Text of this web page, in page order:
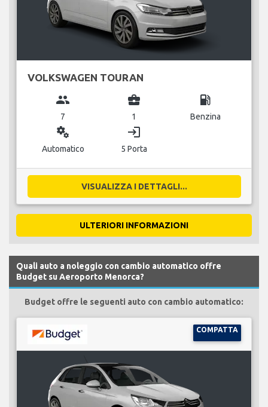
VOLKSWAGEN TOURAN
group
7
business_center
1
local_gas_station
Benzina
miscellaneous_services
Automatico
login
5 Porta
VISUALIZZA I DETTAGLI...
ULTERIORI INFORMAZIONI
Quali auto a noleggio con cambio automatico offre
Budget su Aeroporto Menorca?
Budget offre le seguenti auto con cambio automatico:
COMPATTA